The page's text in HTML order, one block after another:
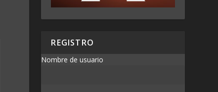
REGISTRO
Nombre de usuario